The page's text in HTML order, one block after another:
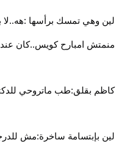
لين وهي تمسك برأسها
منمتش امبارح كويس..كان
كاظم بقلق:طب ماتروحي
لين بإبتسامة ساخرة:مش